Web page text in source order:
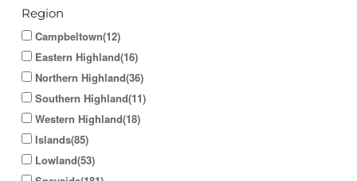
Region
Campbeltown(12)
Eastern Highland(16)
Northern Highland(36)
Southern Highland(11)
Western Highland(18)
Islands(85)
Lowland(53)